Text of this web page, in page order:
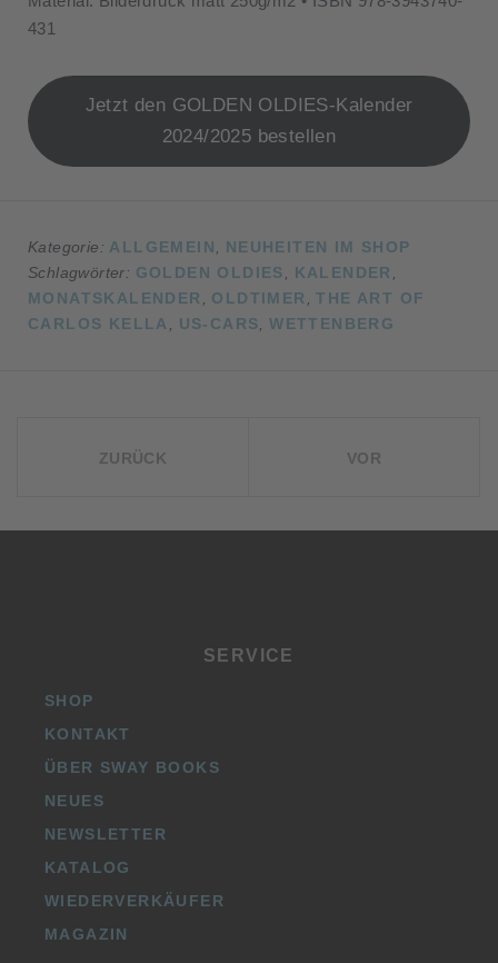
431
Jetzt den GOLDEN OLDIES-Kalender
2024/2025 bestellen
Kategorie: ALLGEMEIN, NEUHEITEN IM SHOP
Schlagwörter: GOLDEN OLDIES, KALENDER ,
MONATSKALENDER , OLDTIMER ,THE ART OF
CARLOS KELLA , US-CARS,WETTENBERG
ZURÜCK VOR
SERVICE
SHOP
KONTAKT
ÜBER SWAY BOOKS
NEUES
NEWSLETTER
KATALOG
WIEDERVERKÄUFER
MAGAZIN